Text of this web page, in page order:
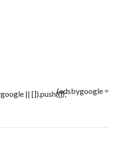
(adsbygoogle =
|| []).push({});